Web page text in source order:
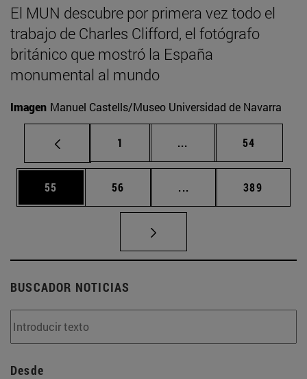
El MUN descubre por primera vez todo el
trabajo de Charles Clifford, el fotógrafo
británico que mostró la España
monumental al mundo
Imagen Manuel Castells/Museo Universidad de Navarra
Página
1 ... Páginas intermedias
Página
54
Página
55 Página
56 ... Páginas intermedias
Página
389
BUSCADOR NOTICIAS
Desde